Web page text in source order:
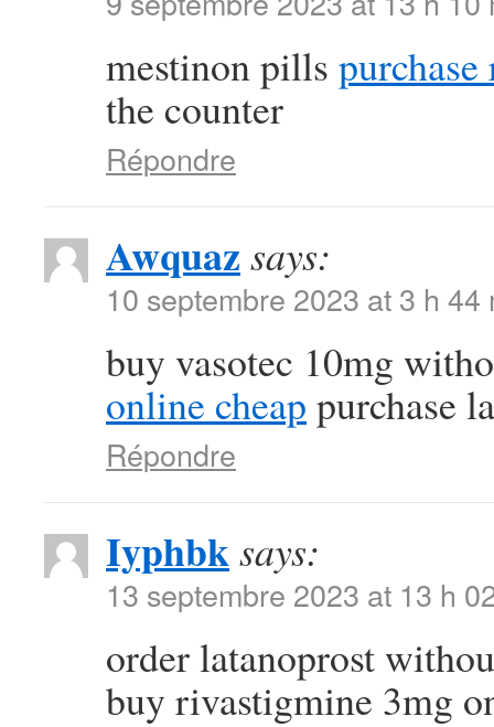
mestinon pills
the counter
Répondre
Awquaz says:
10 septembre 2023 at 3 h 44
buy vasotec 10mg
online cheap purchase
Répondre
Iyphbksays:
13 septembre 2023 at 13 h
order latanoprost
buy rivastigmine 3mg